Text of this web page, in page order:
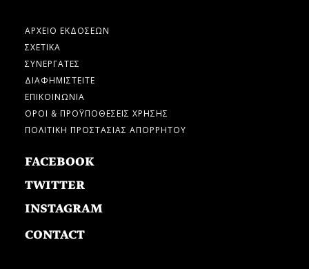
ΑΡΧΕΙΟ ΕΚΔΟΣΕΩΝ
ΣΧΕΤΙΚΑ
ΣΥΝΕΡΓΑΤΕΣ
ΔΙΑΦΗΜΙΣΤΕΙΤΕ
ΕΠΙΚΟΙΝΩΝΙΑ
ΟΡΟΙ & ΠΡΟΫΠΟΘΕΣΕΙΣ ΧΡΗΣΗΣ
ΠΟΛΙΤΙΚΗ ΠΡΟΣΤΑΣΙΑΣ ΑΠΟΡΡΗΤΟΥ
FACEBOOK
TWITTER
INSTAGRAM
CONTACT